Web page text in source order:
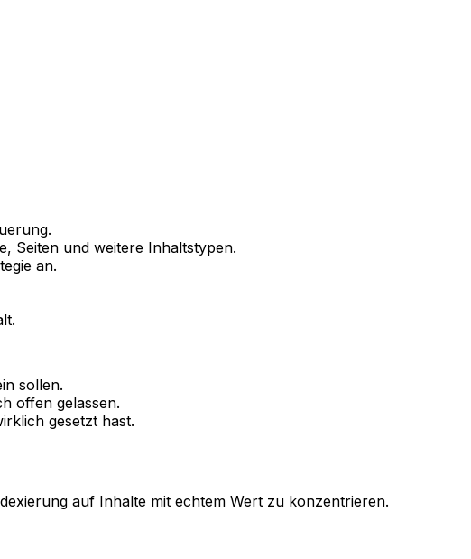
.
Seiten und weitere Inhaltstypen.
an.
sollen.
offen gelassen.
gesetzt hast.
auf Inhalte mit echtem Wert zu konzentrieren.